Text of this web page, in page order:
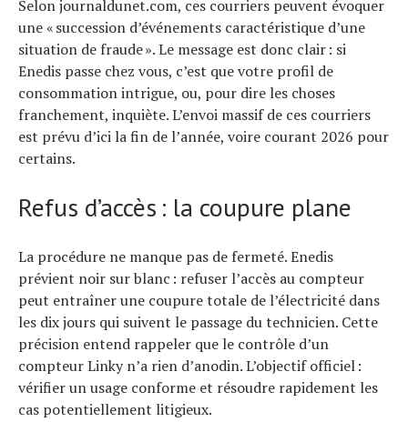
Selon journaldunet.com, ces courriers peuvent évoquer
une « succession d’événements caractéristique d’une
situation de fraude ». Le message est donc clair : si
Enedis passe chez vous, c’est que votre profil de
consommation intrigue, ou, pour dire les choses
franchement, inquiète. L’envoi massif de ces courriers
est prévu d’ici la fin de l’année, voire courant 2026 pour
certains.
Refus d’accès : la coupure plane
La procédure ne manque pas de fermeté. Enedis
prévient noir sur blanc : refuser l’accès au compteur
peut entraîner une coupure totale de l’électricité dans
les dix jours qui suivent le passage du technicien. Cette
précision entend rappeler que le contrôle d’un
compteur Linky n’a rien d’anodin. L’objectif officiel :
vérifier un usage conforme et résoudre rapidement les
cas potentiellement litigieux.